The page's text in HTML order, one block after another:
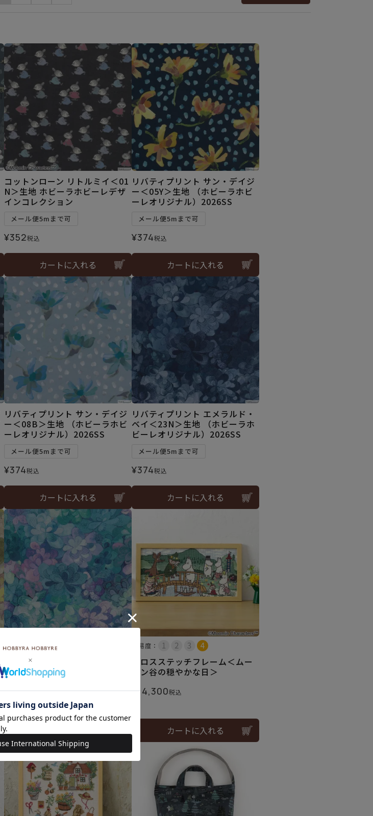
コットンローン リトルミイ＜01
N＞生地 ホビーラホビーレデザ
インコレクション
メール便5mまで可
¥352税込
カートに入れる
リバティプリント サン・デイジ
ー＜05Y＞生地 （ホビーラホビ
ーレオリジナル）2026SS
メール便5mまで可
¥374税込
カートに入れる
リバティプリント サン・デイジ
ー＜08B＞生地 （ホビーラホビ
ーレオリジナル）2026SS
メール便5mまで可
¥374税込
カートに入れる
リバティプリント エメラルド・
ベイ＜23N＞生地 （ホビーラホ
ビーレオリジナル）2026SS
メール便5mまで可
¥374税込
カートに入れる
リバティプリント エメラルド・
ベイ＜22G＞生地 （ホビーラホ
ビーレオリジナル）2026SS
¥374税込
難易度：
クロスステッチフレーム＜ムー
ミン谷の穏やかな日＞
¥14,300税込
カートに入れる